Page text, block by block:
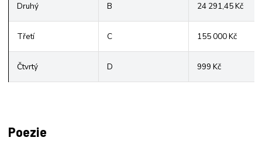
Druhý B 24 291,45 Kč
Třetí C 155 000 Kč
Čtvrtý D 999 Kč
Poezie